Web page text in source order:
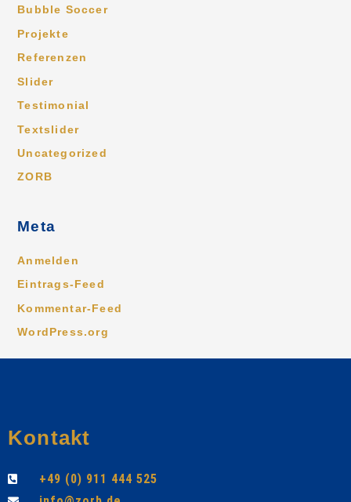
Bubble Soccer
Projekte
Referenzen
Slider
Testimonial
Textslider
Uncategorized
ZORB
Meta
Anmelden
Eintrags-Feed
Kommentar-Feed
WordPress.org
Kontakt
+49 (0) 911 444 525